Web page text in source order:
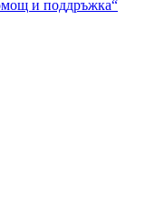
и поддръжка“